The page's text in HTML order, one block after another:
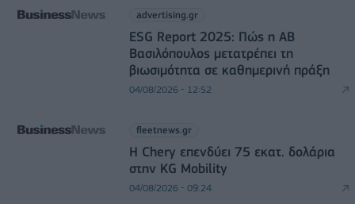
advertising.gr
ESG Report 2025: Πώς η ΑΒ
Βασιλόπουλος μετατρέπει τη
βιωσιμότητα σε καθημερινή πράξη
04/08/2026 - 12:52
fleetnews.gr
Η Chery επενδύει 75 εκατ. δολάρια
στην KG Mobility
04/08/2026 - 09:24